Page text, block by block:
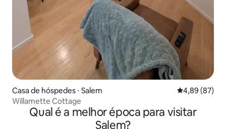
Casa de hóspedes ⋅ Salem 4,89 de uma
4,89 (87)
Willamette Cottage
Qual é a melhor época para visitar
Salem?